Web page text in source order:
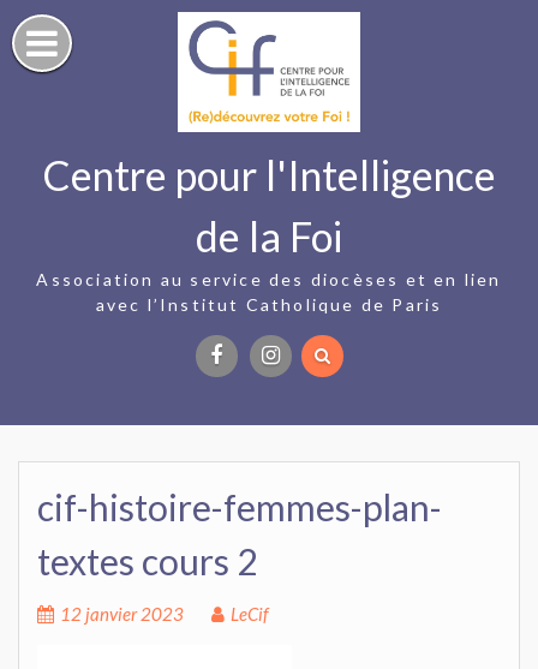
Skip
to
content
Centre pour l'Intelligence
de la Foi
Association au service des diocèses et en lien
avec l’Institut Catholique de Paris
cif-histoire-femmes-plan-
textes cours 2
12 janvier 2023 LeCif